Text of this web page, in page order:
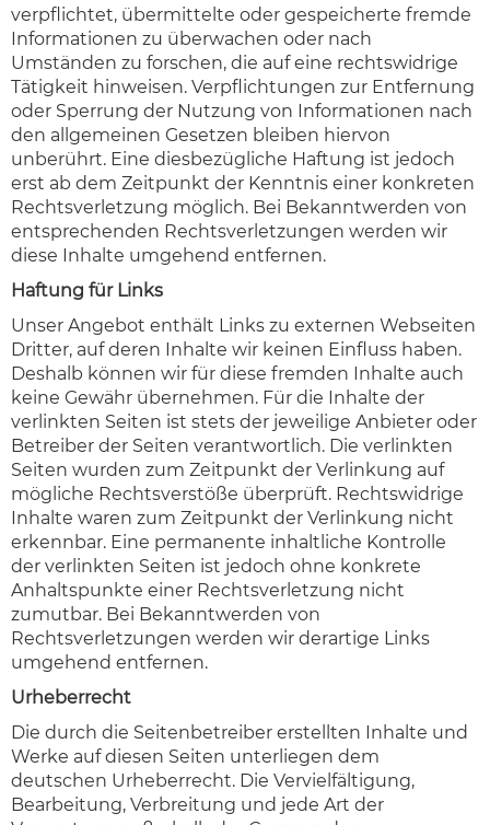
verpflichtet, übermittelte oder gespeicherte fremde
Informationen zu überwachen oder nach
Umständen zu forschen, die auf eine rechtswidrige
Tätigkeit hinweisen. Verpflichtungen zur Entfernung
oder Sperrung der Nutzung von Informationen nach
den allgemeinen Gesetzen bleiben hiervon
unberührt. Eine diesbezügliche Haftung ist jedoch
erst ab dem Zeitpunkt der Kenntnis einer konkreten
Rechtsverletzung möglich. Bei Bekanntwerden von
entsprechenden Rechtsverletzungen werden wir
diese Inhalte umgehend entfernen.
Haftung für Links
Unser Angebot enthält Links zu externen Webseiten
Dritter, auf deren Inhalte wir keinen Einfluss haben.
Deshalb können wir für diese fremden Inhalte auch
keine Gewähr übernehmen. Für die Inhalte der
verlinkten Seiten ist stets der jeweilige Anbieter oder
Betreiber der Seiten verantwortlich. Die verlinkten
Seiten wurden zum Zeitpunkt der Verlinkung auf
mögliche Rechtsverstöße überprüft. Rechtswidrige
Inhalte waren zum Zeitpunkt der Verlinkung nicht
erkennbar. Eine permanente inhaltliche Kontrolle
der verlinkten Seiten ist jedoch ohne konkrete
Anhaltspunkte einer Rechtsverletzung nicht
zumutbar. Bei Bekanntwerden von
Rechtsverletzungen werden wir derartige Links
umgehend entfernen.
Urheberrecht
Die durch die Seitenbetreiber erstellten Inhalte und
Werke auf diesen Seiten unterliegen dem
deutschen Urheberrecht. Die Vervielfältigung,
Bearbeitung, Verbreitung und jede Art der